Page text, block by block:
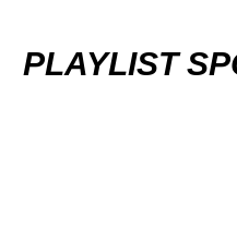
PLAYLIST